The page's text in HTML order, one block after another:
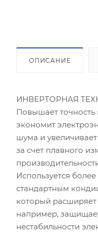
ОПИСАНИЕ
ИНВЕРТОРНАЯ
Повышает
экономит
шума и
за счет плавного
Используется
стандартным
который
например,
нестабильности